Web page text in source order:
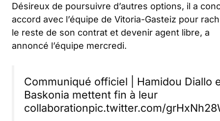
Désireux de poursuivre d’autres options, il a
accord avec l’équipe de Vitoria-Gasteiz pour
le reste de son contrat et devenir agent libre, a
annoncé l’équipe mercredi.
Communiqué officiel | Hamidou Diallo
Baskonia mettent fin à leur
collaborationpic.twitter.com/